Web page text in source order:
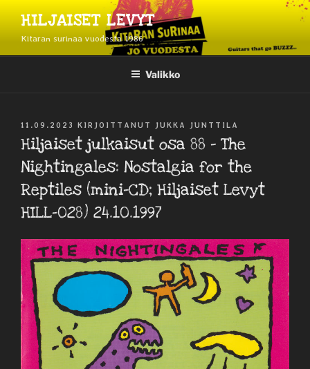
sisältöönHILJAISET LEVYT
Kitaran surinaa vuodesta 1986
Valikko
JULKAISTU
11.09.2023 KIRJOITTANUT JUKKA JUNTTILA
Hiljaiset julkaisut osa 88 – The
Nightingales: Nostalgia for the
Reptiles (mini-CD; Hiljaiset Levyt
HILL-028) 24.10.1997